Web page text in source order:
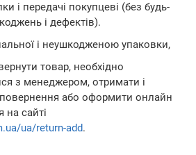
і передачі покупцеві (без будь-
і дефектів).
і неушкодженою упаковки,
товар, необхідно
з менеджером, отримати і
або оформити онлайн
сайті
ua/return-add.